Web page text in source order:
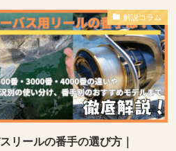
解説コラム
リールの番手の選び方｜